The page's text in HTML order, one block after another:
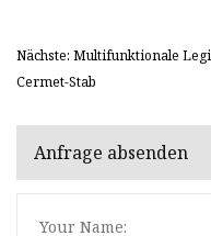
Nächste: Multifunktionale
Cermet-Stab
Anfrage absenden